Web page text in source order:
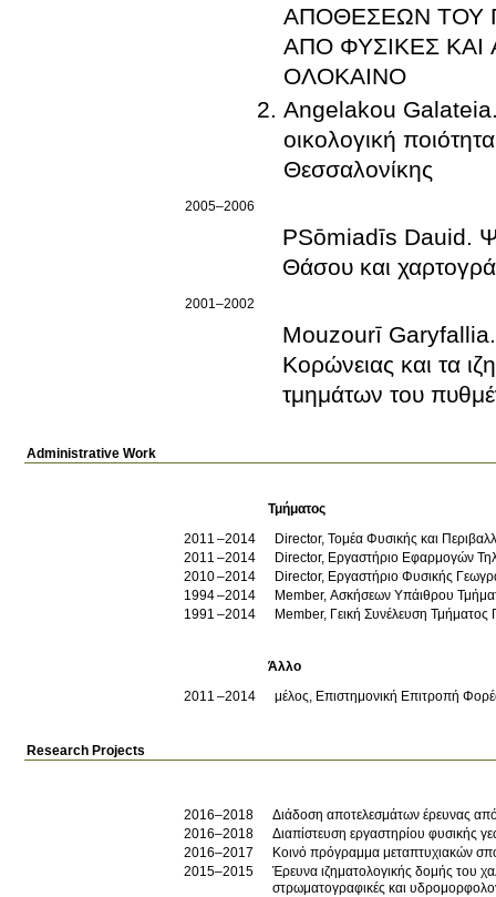
ΑΠΟΘΕΣΕΩΝ ΤΟΥ
ΑΠΟ ΦΥΣΙΚΕΣ ΚΑΙ
ΟΛΟΚΑΙΝΟ
Angelakou Galateia.
οικολογική
Θεσσαλονίκης
2005–2006
PSōmiadīs Dauid.
Θάσου και
2001–2002
Mouzourī Garyfallia.
Κορώνειας και τα
τμημάτων του
Administrative Work
Τμήματος
2011
2014
Director, Τομέα Φυσικής και
2011
2014
Director, Εργαστήριο Εφαρμογών
2010
2014
Director, Εργαστήριο Φυσικής
1994
2014
Member, Ασκήσεων Υπάιθρου
1991
2014 Member, Γεική Συνέλευση Τμήματος
Άλλο
2011
2014 μέλος, Επιστημονική Επιτροπή
Research Projects
2016–2018
Διάδοση αποτελεσμάτων έρευνας από
2016–2018
Διαπίστευση εργαστηρίου φυσικής
2016–2017
Κοινό πρόγραμμα μεταπτυχιακών
2015–2015
Έρευνα ιζηματολογικής δομής του
στρωματογραφικές και